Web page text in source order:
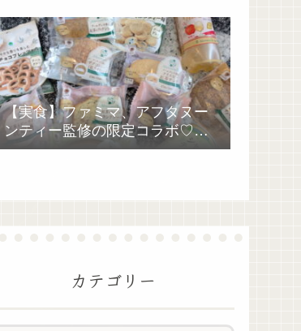
【実食】ファミマ、アフタヌー
ンティー監修の限定コラボ♡過
去最多全28種類が絶品過ぎた！
カテゴリー